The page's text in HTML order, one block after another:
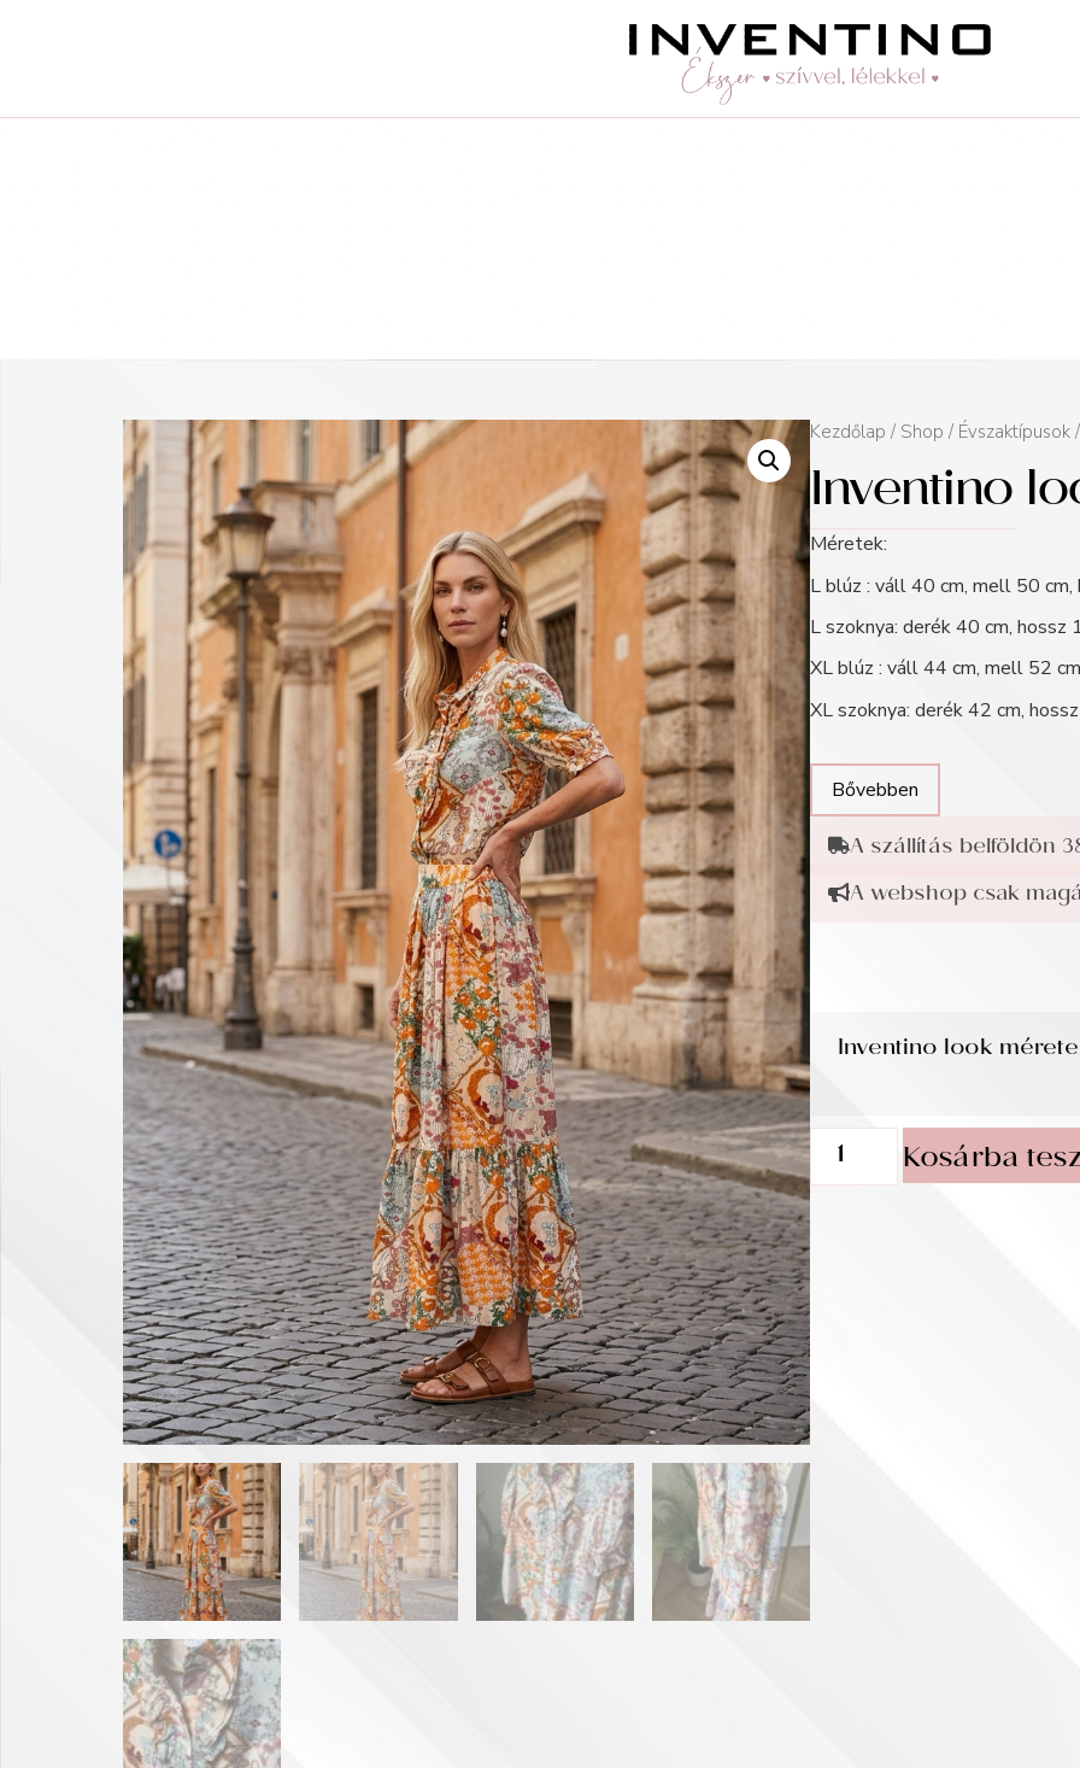
-25 % a webshopban!
Kupon: summer25
Shop
Kezdőlap / Shop / Évszaktípusok
Inventino
Méretek:
L blúz : váll 40 cm, mell 50 cm,
L szoknya: derék 40 cm, hossz
XL blúz : váll 44 cm, mell 52
XL szoknya: derék 42 cm,
Bővebben
A szállítás belföldön
A webshop csak
Inventino look
Kosárba